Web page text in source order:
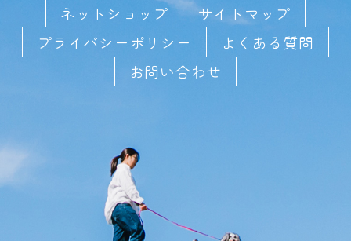
ネットショップ
サイトマップ
プライバシーポリシー
よくある質問
お問い合わせ